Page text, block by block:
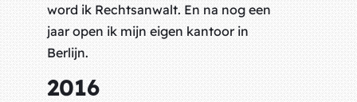
word ik Rechtsanwalt. En na nog een
jaar open ik mijn eigen kantoor in
Berlijn.
2016